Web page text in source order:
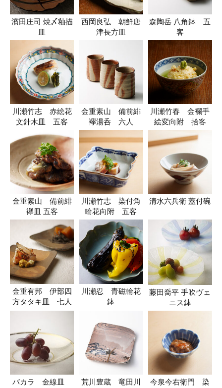
濱田庄司 焼〆釉描
皿
西岡良弘 朝鮮唐
津長方皿
森陶岳 八角鉢 五
客
川瀬竹志 赤絵花
文針木皿 五客
金重素山 備前緋
襷湯呑 六人
川瀬竹春 金襴手
絵変向附 拾客
金重素山 備前緋
襷皿 五客
川瀬竹志 染付角
輪花向附 五客
清水六兵衛 蓋付碗
金重有邦 伊部四
方タタキ皿 七人
川瀬忍 青磁輪花
鉢
藤田喬平 手吹ヴェ
ニス鉢
バカラ 金線皿
荒川豊蔵 竜田川
今泉今右衛門 染